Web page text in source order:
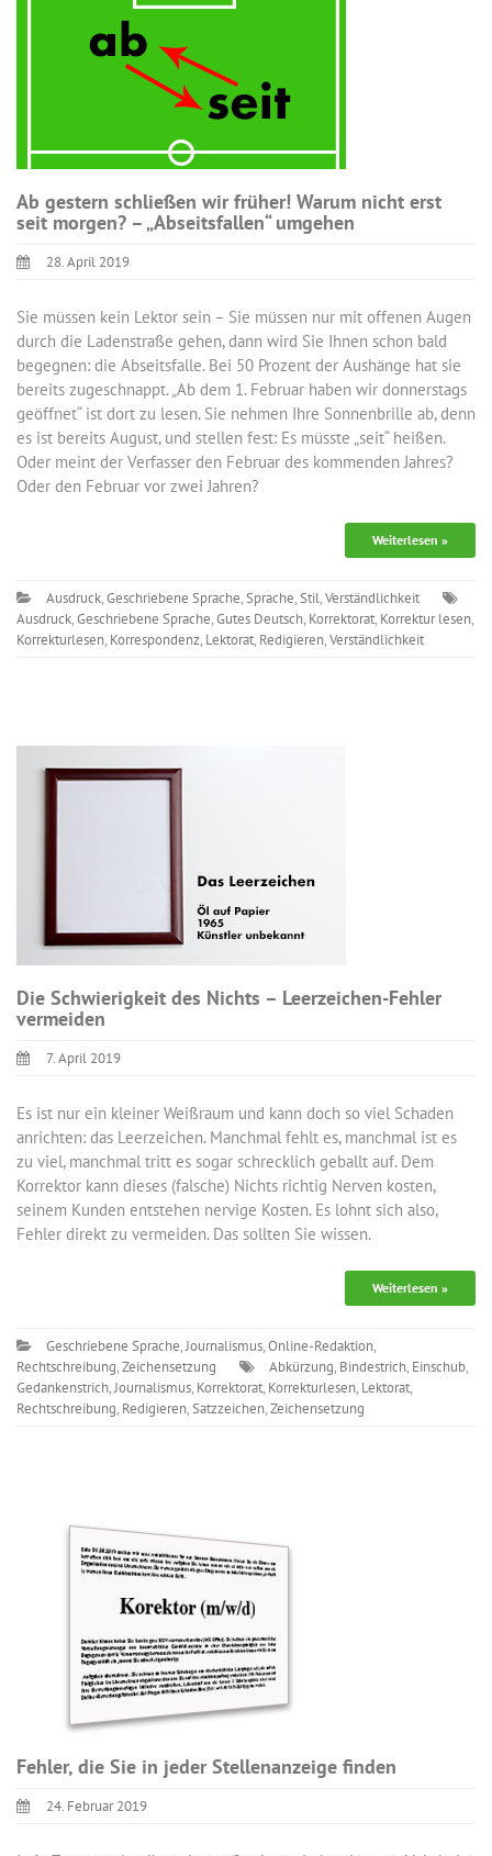
Ab gestern schließen wir früher! Warum nicht erst
seit morgen? – „Abseitsfallen“ umgehen
28. April 2019
Sie müssen kein Lektor sein – Sie müssen nur mit offenen Augen
durch die Ladenstraße gehen, dann wird Sie Ihnen schon bald
begegnen: die Abseitsfalle. Bei 50 Prozent der Aushänge hat sie
bereits zugeschnappt. „Ab dem 1. Februar haben wir donnerstags
geöffnet“ ist dort zu lesen. Sie nehmen Ihre Sonnenbrille ab, denn
es ist bereits August, und stellen fest: Es müsste „seit“ heißen.
Oder meint der Verfasser den Februar des kommenden Jahres?
Oder den Februar vor zwei Jahren?
Weiterlesen »
Ausdruck,Geschriebene Sprache,Sprache,Stil,Verständlichkeit
Ausdruck,Geschriebene Sprache,Gutes Deutsch, Korrektorat, Korrektur lesen,
Korrekturlesen, Korrespondenz, Lektorat, Redigieren,Verständlichkeit
Die Schwierigkeit des Nichts – Leerzeichen-Fehler
vermeiden
7. April 2019
Es ist nur ein kleiner Weißraum und kann doch so viel Schaden
anrichten: das Leerzeichen. Manchmal fehlt es, manchmal ist es
zu viel, manchmal tritt es sogar schrecklich geballt auf. Dem
Korrektor kann dieses (falsche) Nichts richtig Nerven kosten,
seinem Kunden entstehen nervige Kosten. Es lohnt sich also,
Fehler direkt zu vermeiden. Das sollten Sie wissen.
Weiterlesen »
Geschriebene Sprache,Journalismus,Online-Redaktion,
Rechtschreibung,Zeichensetzung Abkürzung, Bindestrich, Einschub,
Gedankenstrich,Journalismus, Korrektorat, Korrekturlesen, Lektorat,
Rechtschreibung, Redigieren,Satzzeichen,Zeichensetzung
Fehler, die Sie in jeder Stellenanzeige finden
24. Februar 2019